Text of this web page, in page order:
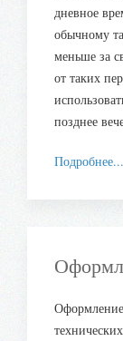
дневное
обычному
меньше за
от таких
позднее
Подробнее...